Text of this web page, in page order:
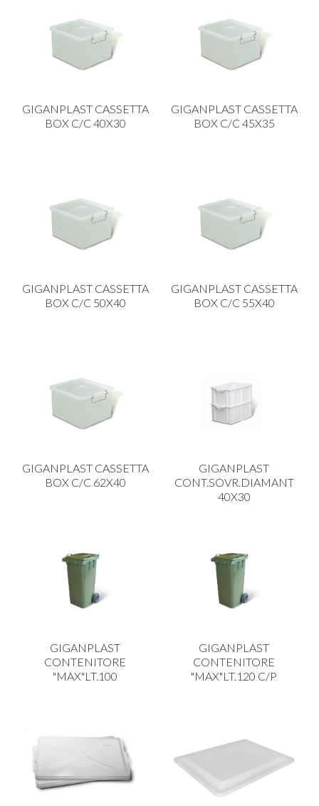
GIGANPLAST CASSETTA
BOX C/C 40X30
GIGANPLAST CASSETTA
BOX C/C 45X35
GIGANPLAST CASSETTA
BOX C/C 50X40
GIGANPLAST CASSETTA
BOX C/C 55X40
GIGANPLAST CASSETTA
BOX C/C 62X40
GIGANPLAST
CONT.SOVR.DIAMANT
40X30
GIGANPLAST
CONTENITORE
"MAX"LT.100
GIGANPLAST
CONTENITORE
"MAX"LT.120 C/P